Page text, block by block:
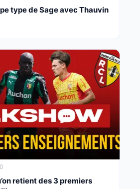
type de Sage avec Thauvin
retient des 3 premiers